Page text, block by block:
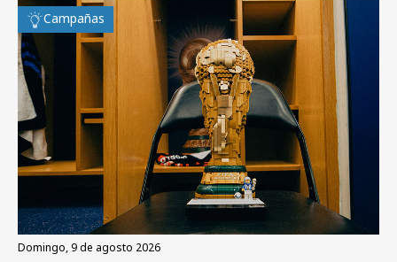
Campañas
domingo, 9 de agosto 2026